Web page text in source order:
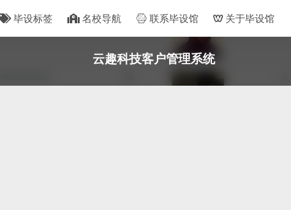
毕设标签 名校导航 联系毕设馆 关于毕设馆
云趣科技客户管理系统